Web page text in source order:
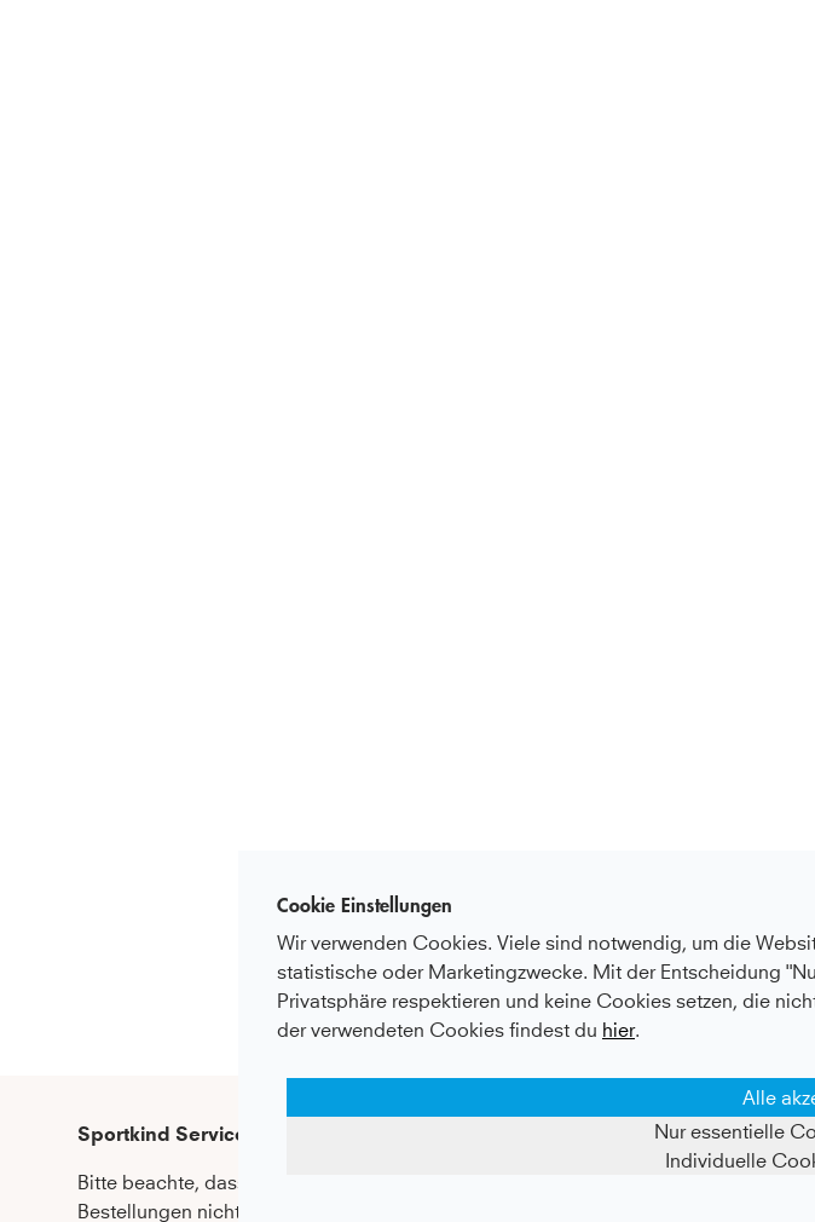
Sportkind Service Hotline
Bitte beachte, dass wir telefonische
Bestellungen nicht entgegennehmen
Kundenservice
Cookie Einstellungen
Wir verwenden Cookies. Viele sind notwendig, um die
statistische oder Marketingzwecke. Mit der Entscheidung
Privatsphäre respektieren und keine Cookies setzen, die
der verwendeten Cookies findest du hier.
Alle
Nur essentielle
Individuelle